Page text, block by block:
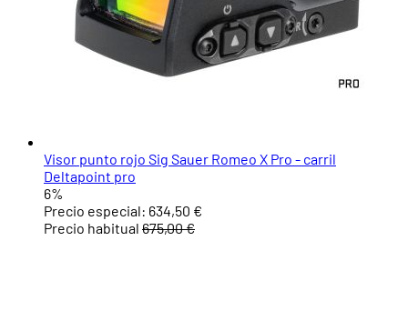
Visor punto rojo Sig Sauer Romeo X Pro - carril
Deltapoint pro
6%
Precio especial: 634,50 €
Precio habitual 675,00 €